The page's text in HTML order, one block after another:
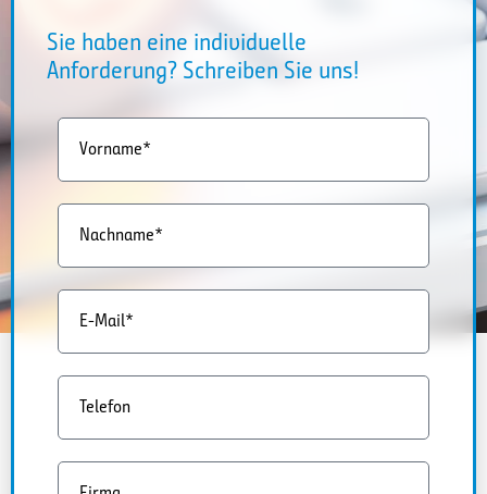
Sie haben eine individuelle
Anforderung? Schreiben Sie uns!
Vorname*
Nachname*
E-Mail*
Telefon